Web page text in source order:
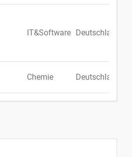
IT&Software Deutschland
Chemie Deutschland